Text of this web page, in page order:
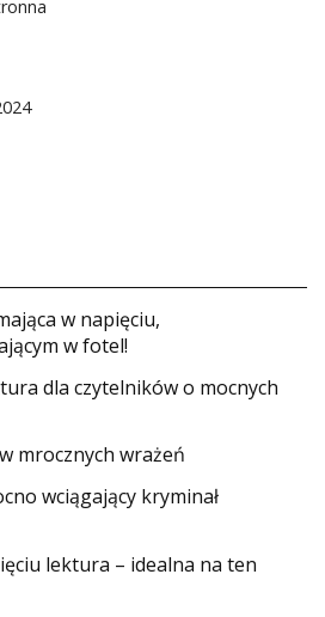
w napięciu,
w fotel!
dla czytelników o mocnych
mrocznych wrażeń
wciągający kryminał
lektura – idealna na ten